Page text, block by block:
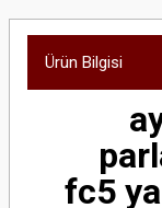
Ürün Bilgisi
fc5